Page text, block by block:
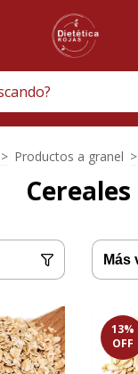
> Productos a granel >
Cereales
13%
OFF